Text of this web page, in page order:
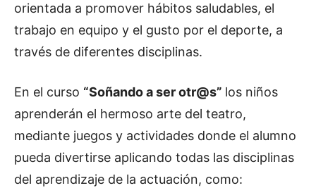
orientada a promover hábitos saludables, el
trabajo en equipo y el gusto por el deporte, a
través de diferentes disciplinas.
En el curso “Soñando a ser otr@s” los niños
aprenderán el hermoso arte del teatro,
mediante juegos y actividades donde el alumno
pueda divertirse aplicando todas las disciplinas
del aprendizaje de la actuación, como: